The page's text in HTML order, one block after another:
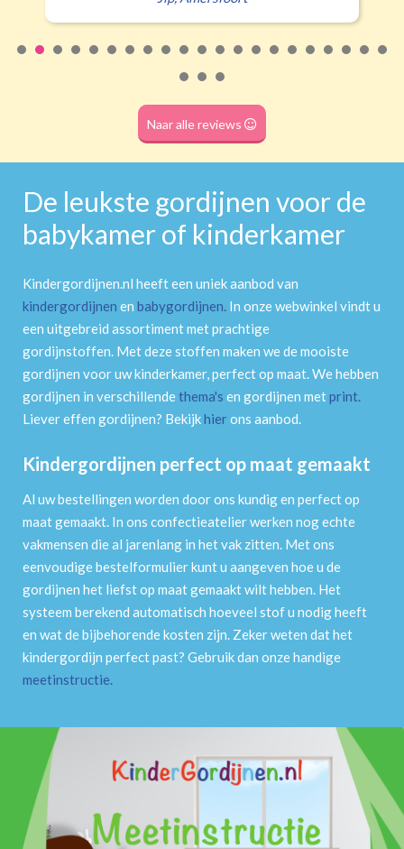
(dubbele tunnel)
Naar alle reviews
De leukste gordijnen voor de
babykamer of kinderkamer
Kindergordijnen.nl heeft een uniek aanbod van
kindergordijnen en babygordijnen. In onze webwinkel vindt u
een uitgebreid assortiment met prachtige
gordijnstoffen. Met deze stoffen maken we de mooiste
gordijnen voor uw kinderkamer, perfect op maat. We hebben
gordijnen in verschillendethema's en gordijnen metprint.
Liever effen gordijnen? Bekijkhierons aanbod.
Kindergordijnen perfect op maat gemaakt
Al uw bestellingen worden door ons kundig en perfect op
maat gemaakt. In ons confectieatelier werken nog echte
vakmensen die al jarenlang in het vak zitten. Met ons
eenvoudige bestelformulier kunt u aangeven hoe u de
gordijnen het liefst op maat gemaakt wilt hebben. Het
systeem berekend automatisch hoeveel stof u nodig heeft
en wat de bijbehorende kosten zijn. Zeker weten dat het
kindergordijn perfect past? Gebruik dan onze handige
meetinstructie.